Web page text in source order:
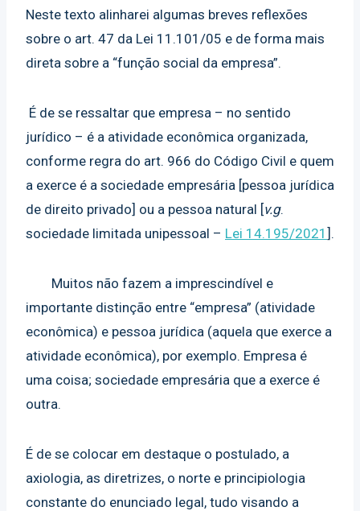
Neste texto alinharei algumas breves reflexões
sobre o art. 47 da Lei 11.101/05 e de forma mais
direta sobre a “função social da empresa”.
É de se ressaltar que empresa – no sentido
jurídico – é a atividade econômica organizada,
conforme regra do art. 966 do Código Civil e quem
a exerce é a sociedade empresária [pessoa jurídica
de direito privado] ou a pessoa natural [v.g.
sociedade limitada unipessoal – Lei 14.195/2021 ].
Muitos não fazem a imprescindível e
importante distinção entre “empresa” (atividade
econômica) e pessoa jurídica (aquela que exerce a
atividade econômica), por exemplo. Empresa é
uma coisa; sociedade empresária que a exerce é
outra.
É de se colocar em destaque o postulado, a
axiologia, as diretrizes, o norte e principiologia
constante do enunciado legal, tudo visando a